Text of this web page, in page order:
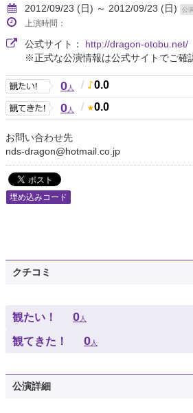
2012/09/23 (日) ～ 2012/09/23 (日)
公
上演時間：
公式サイト： http://dragon-otobu.net/
※正式な公演情報は公式サイトでご確
0人 / 0.0
0人 / 0.0
お問い合わせ先
nds-dragon@hotmail.co.jp
埋め込みコード
クチコミ
観たい！ 0人
観てきた！ 0人
公演詳細